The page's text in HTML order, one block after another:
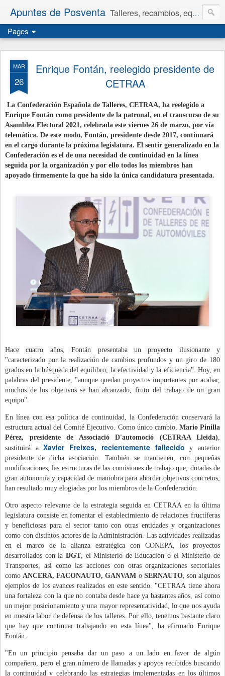
Apuntes de Posventa Talleres, recambios, equipamiento y neumáticos.
Pages
MAR
26
Enrique Fontán, reelegido presidente de
CETRAA
La Confederación Española de Talleres, CETRAA, ha reelegido a
Enrique Fontán como presidente de la patronal, en el transcurso de su
Asamblea Electoral 2021, celebrada este viernes 26 de marzo, por vía
telemática. De este modo, Fontán, presidente desde 2017, continuará
en el cargo durante la próxima legislatura. El sentir generalizado en la
Confederación es el de una necesidad de continuidad en la línea
seguida por la organización y por ello todos los miembros han
apoyado firmemente la que ha sido la única candidatura presentada.
Hace cuatro años, Fontán presentaba un proyecto ilusionante y
"caracterizado por la realización de cambios profundos y un giro de 180
grados en la búsqueda del equilibro, la efectividad y la eficiencia". Hoy, en
palabras del presidente, "aunque quedan proyectos importantes por acabar,
muchos de los objetivos se han alcanzado, fruto del trabajo de un gran
equipo".
En línea con esa política de continuidad, la Confederación conservará la
estructura actual del Comité Ejecutivo. Como único cambio, Mario Pinilla
Pérez, presidente de Associació D'automoció (CETRAA Lleida)
sustituirá aXavier Freixes, recientemente fallecido y anterior
presidente de dicha asociación. También se mantienen, con pequeñas
modificaciones, las estructuras de las comisiones de trabajo que, dotadas de
gran autonomía y capacidad de maniobra para abordar objetivos concretos,
han resultado muy elogiadas por los miembros de la Confederación.
Otro aspecto relevante de la estrategia seguida en CETRAA en la última
legislatura consiste en fomentar el establecimiento de relaciones fructíferas
y beneficiosas para el sector tanto con otras entidades y organizaciones
como con distintos actores de la Administración. Las actividades realizadas
en el marco de la alianza estratégica con CONEPA, los proyectos
desarrollados con la DGT, el Ministerio de Educación o el Ministerio de
Transportes, así como las acciones con otras organizaciones sectoriales
como ANCERA, FACONAUTO, GANVAM o SERNAUTO, son algunos
ejemplos de los avances realizados en este sentido. "CETRAA tiene ahora
una fortaleza con la que no contaba desde hace ya bastantes años, así como
un mejor posicionamiento y una mayor representatividad, lo que nos ayuda
en nuestra labor de defensa de los talleres. Por ello, tenemos bastante claro
que hay que continuar trabajando en esta línea", ha afirmado Enrique
Fontán.
"En un principio pensaba dar un paso a un lado en favor de algún
compañero, pero el gran número de llamadas y apoyos recibidos buscando
la continuidad y celebrando las estrategias implementadas en los últimos